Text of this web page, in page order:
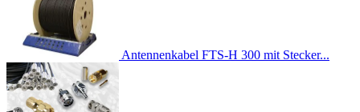
Antennenkabel FTS-H 300 mit Stecker...